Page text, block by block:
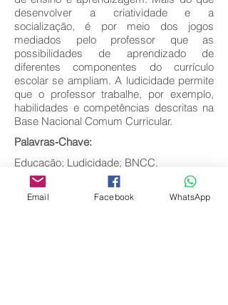
desenvolver a criatividade e a
socialização, é por meio dos jogos
mediados pelo professor que as
possibilidades de aprendizado de
diferentes componentes do currículo
escolar se ampliam. A ludicidade permite
que o professor trabalhe, por exemplo,
habilidades e competências descritas na
Base Nacional Comum Curricular.
Palavras-Chave:
Educação; Ludicidade; BNCC.
Baixar texto completo
Email Facebook WhatsApp